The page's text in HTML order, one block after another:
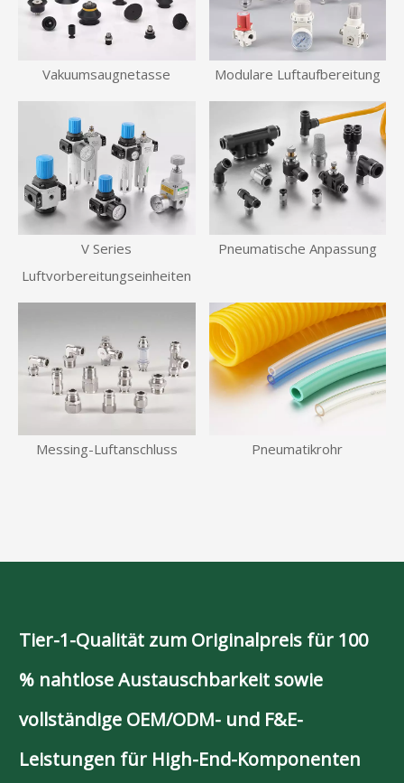
Vakuumsaugnetasse Modulare Luftaufbereitung
V Series
Luftvorbereitungseinheiten
Pneumatische Anpassung
Messing-Luftanschluss Pneumatikrohr
Tier-1-Qualität zum Originalpreis für 100
% nahtlose Austauschbarkeit sowie
vollständige OEM/ODM- und F&E-
Leistungen für High-End-Komponenten